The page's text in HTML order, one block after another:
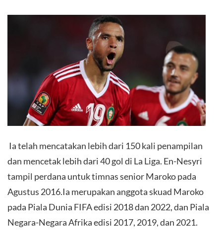
Ia telah mencatakan lebih dari 150 kali penampilan
dan mencetak lebih dari 40 gol di La Liga. En-Nesyri
tampil perdana untuk timnas senior Maroko pada
Agustus 2016.Ia merupakan anggota skuad Maroko
pada Piala Dunia FIFA edisi 2018 dan 2022, dan Piala
Negara-Negara Afrika edisi 2017, 2019, dan 2021.